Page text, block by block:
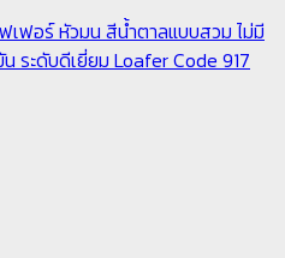
เฟอร์ หัวมน สีน้ำตาลแบบสวม ไม่มี
ระดับดีเยี่ยม Loafer Code 917